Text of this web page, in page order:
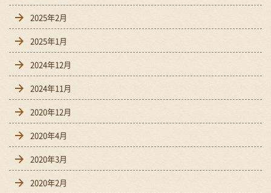
2025年2月
2025年1月
2024年12月
2024年11月
2020年12月
2020年4月
2020年3月
2020年2月